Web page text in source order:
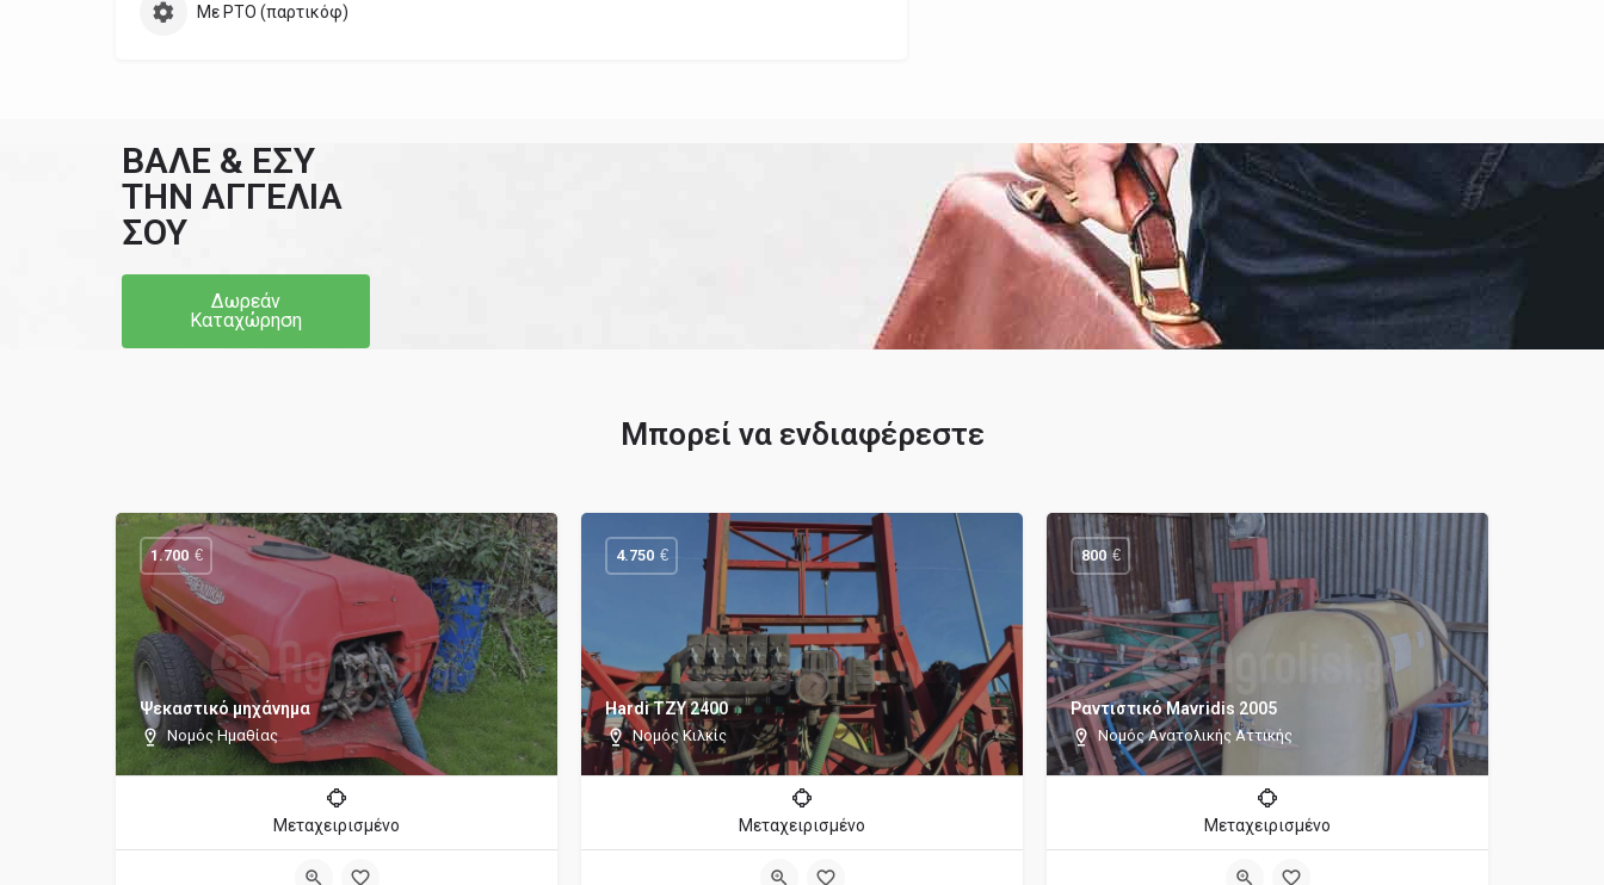
Με PTO (παρτικόφ)
ΒΑΛΕ & ΕΣΥ
ΤΗΝ ΑΓΓΕΛΙΑ
ΣΟΥ
Δωρεάν
Καταχώρηση
Μπορεί να ενδιαφέρεστε
Ψεκαστικό μηχάνημα
Νομός Ημαθίας
1.700 €
Μεταχειρισμένο
Hardi TZY 2400
Νομός Κιλκίς
4.750 €
Μεταχειρισμένο
Ραντιστικό Mavridis 2005
Νομός Ανατολικής Αττικής
800 €
Μεταχειρισμένο